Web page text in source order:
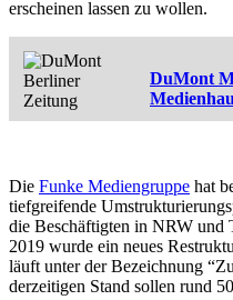
erscheinen lassen zu wollen.
DuMont
Die Funke Mediengruppe hat
tiefgreifende
die Beschäftigten in NRW und
2019 wurde ein neues
läuft unter der Bezeichnung
derzeitigen Stand sollen rund